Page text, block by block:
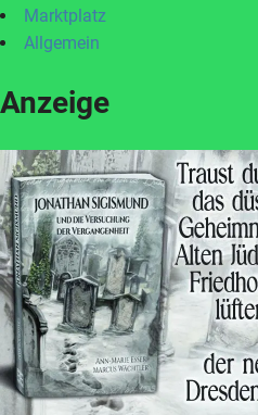
Marktplatz
Allgemein
Anzeige